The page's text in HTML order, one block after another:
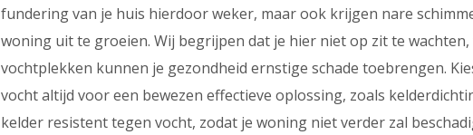
fundering van je huis hierdoor weker, maar ook krijgen nare
woning uit te groeien. Wij begrijpen dat je hier niet op zit te wachten,
vochtplekken kunnen je gezondheid ernstige schade toebrengen.
vocht altijd voor een bewezen effectieve oplossing, zoals
kelder resistent tegen vocht, zodat je woning niet verder zal